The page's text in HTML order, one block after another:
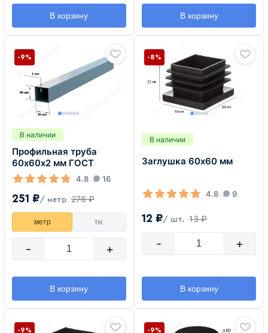
В корзину В корзину
В наличии
Профильная труба
60х60х2 мм ГОСТ
4.8 16
251 ₽/ метр 276 ₽
-9%
метр тн.
- +
В корзину
В наличии
Заглушка 60х60 мм
4.8 9
12 ₽/ шт. 13 ₽
-8%
- +
В корзину
-9% -9%